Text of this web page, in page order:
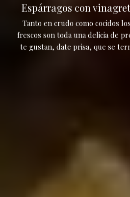
Espárragos con
Tanto en crudo como cocidos
frescos son toda una delicia de
te gustan, date prisa, que se